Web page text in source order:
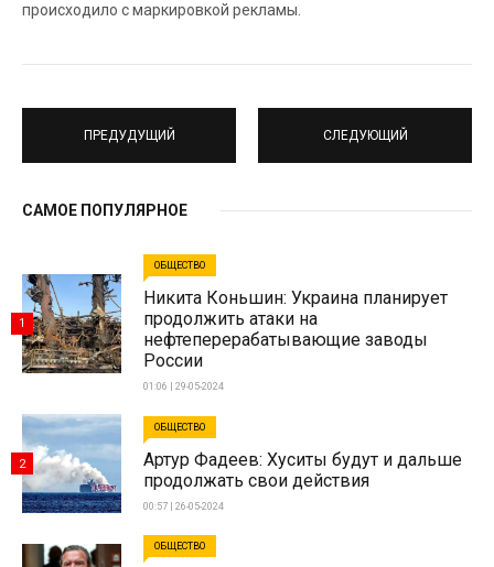
происходило с маркировкой рекламы.
ПРЕДУДУЩИЙ СЛЕДУЮЩИЙ
САМОЕ ПОПУЛЯРНОЕ
ОБЩЕСТВО
Никита Коньшин: Украина планирует
продолжить атаки на
нефтеперерабатывающие заводы
России
01:06 | 29-05-2024
1
ОБЩЕСТВО
Артур Фадеев: Хуситы будут и дальше
продолжать свои действия
00:57 | 26-05-2024
2
ОБЩЕСТВО